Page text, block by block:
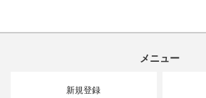
メニュー
新規登録